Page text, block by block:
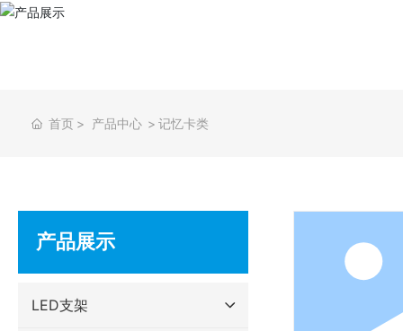
首页 产品中心 记忆卡类
产品展示
LED支架